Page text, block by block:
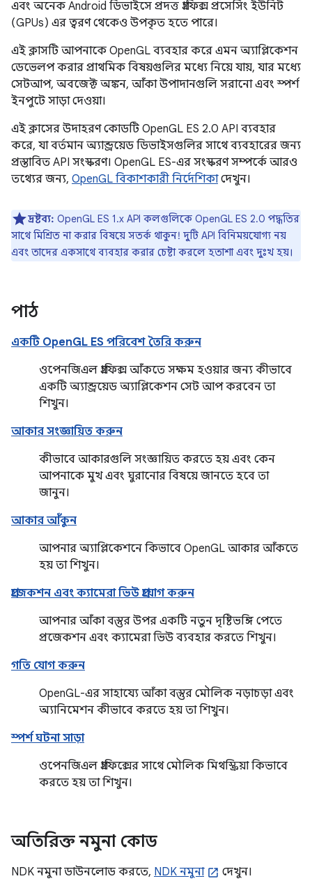
এবং অনেক Android ডিভাইসে প্রদত্ত গ্রাফিক্স প্রসেসিং ইউনিট
(GPUs) এর ত্বরণ থেকেও উপকৃত হতে পারে।
এই ক্লাসটি আপনাকে OpenGL ব্যবহার করে এমন অ্যাপ্লিকেশন
ডেভেলপ করার প্রাথমিক বিষয়গুলির মধ্যে নিয়ে যায়, যার মধ্যে
সেটআপ, অবজেক্ট অঙ্কন, আঁকা উপাদানগুলি সরানো এবং স্পর্শ
ইনপুটে সাড়া দেওয়া।
এই ক্লাসের উদাহরণ কোডটি OpenGL ES 2.0 API ব্যবহার
করে, যা বর্তমান অ্যান্ড্রয়েড ডিভাইসগুলির সাথে ব্যবহারের জন্য
প্রস্তাবিত API সংস্করণ। OpenGL ES-এর সংস্করণ সম্পর্কে আরও
তথ্যের জন্য, OpenGL বিকাশকারী নির্দেশিকাদেখুন।
দ্রষ্টব্য: OpenGL ES 1.x API কলগুলিকে OpenGL ES 2.0 পদ্ধতির
সাথে মিশ্রিত না করার বিষয়ে সতর্ক থাকুন! দুটি API বিনিময়যোগ্য নয়
এবং তাদের একসাথে ব্যবহার করার চেষ্টা করলে হতাশা এবং দুঃখ হয়।
পাঠ
একটি OpenGL ES পরিবেশ তৈরি করুন
ওপেনজিএল গ্রাফিক্স আঁকতে সক্ষম হওয়ার জন্য কীভাবে
একটি অ্যান্ড্রয়েড অ্যাপ্লিকেশন সেট আপ করবেন তা
শিখুন।
আকার সংজ্ঞায়িত করুন
কীভাবে আকারগুলি সংজ্ঞায়িত করতে হয় এবং কেন
আপনাকে মুখ এবং ঘুরানোর বিষয়ে জানতে হবে তা
জানুন।
আকার আঁকুন
আপনার অ্যাপ্লিকেশনে কিভাবে OpenGL আকার আঁকতে
হয় তা শিখুন।
প্রজেকশন এবং ক্যামেরা ভিউ প্রয়োগ করুন
আপনার আঁকা বস্তুর উপর একটি নতুন দৃষ্টিভঙ্গি পেতে
প্রজেকশন এবং ক্যামেরা ভিউ ব্যবহার করতে শিখুন।
গতি যোগ করুন
OpenGL-এর সাহায্যে আঁকা বস্তুর মৌলিক নড়াচড়া এবং
অ্যানিমেশন কীভাবে করতে হয় তা শিখুন।
স্পর্শ ঘটনা সাড়া
ওপেনজিএল গ্রাফিক্সের সাথে মৌলিক মিথস্ক্রিয়া কিভাবে
করতে হয় তা শিখুন।
অতিরিক্ত নমুনা কোড
NDK নমুনা ডাউনলোড করতে, NDK নমুনা
দেখুন।